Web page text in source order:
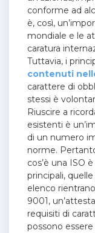
conforme ad
è, così,
mondiale e le
caratura
Tuttavia, i
contenuti
carattere di
stessi è
Riuscire a
esistenti è
di un numero
norme.
cos’è una ISO
principali,
elenco
9001,
requisiti di
possono